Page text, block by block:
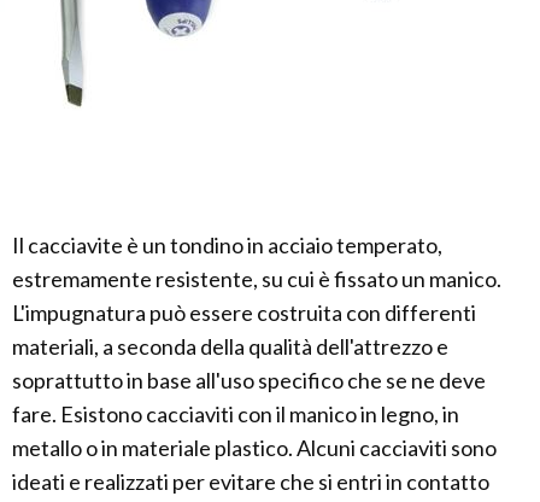
Il cacciavite è un tondino in acciaio temperato,
estremamente resistente, su cui è fissato un manico.
L'impugnatura può essere costruita con differenti
materiali, a seconda della qualità dell'attrezzo e
soprattutto in base all'uso specifico che se ne deve
fare. Esistono cacciaviti con il manico in legno, in
metallo o in materiale plastico. Alcuni cacciaviti sono
ideati e realizzati per evitare che si entri in contatto